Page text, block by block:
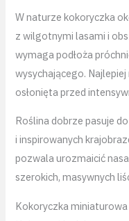
W naturze kokoryczka
z wilgotnymi lasami i
wymaga podłoża
wysychającego.
osłonięta przed
Roślina dobrze pasuje
i inspirowanych
pozwala urozmaicić
szerokich, masywnych
Kokoryczka miniaturowa